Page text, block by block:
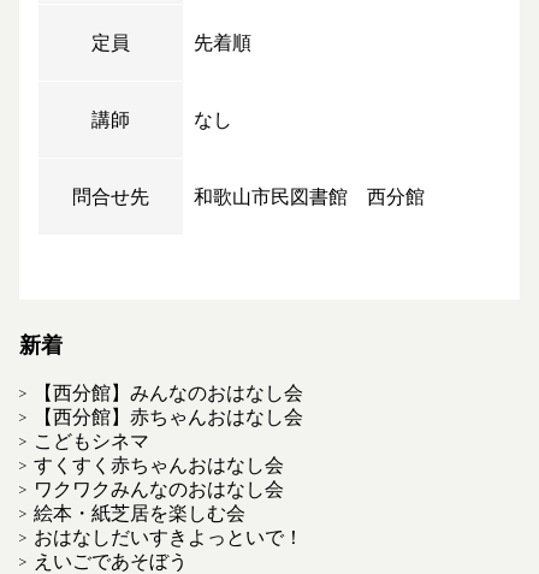
定員 先着順
講師 なし
問合せ先 和歌山市民図書館 西分館
新着
【西分館】みんなのおはなし会
【西分館】赤ちゃんおはなし会
こどもシネマ
すくすく赤ちゃんおはなし会
ワクワクみんなのおはなし会
絵本・紙芝居を楽しむ会
おはなしだいすきよっといで！
えいごであそぼう